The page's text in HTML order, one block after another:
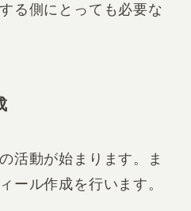
る側にとっても必要な
活動が始まります。ま
ール作成を行います。